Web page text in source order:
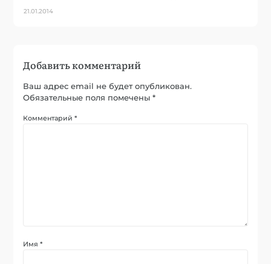
21.01.2014
Добавить комментарий
Ваш адрес email не будет опубликован.
Обязательные поля помечены*
Комментарий*
Имя*